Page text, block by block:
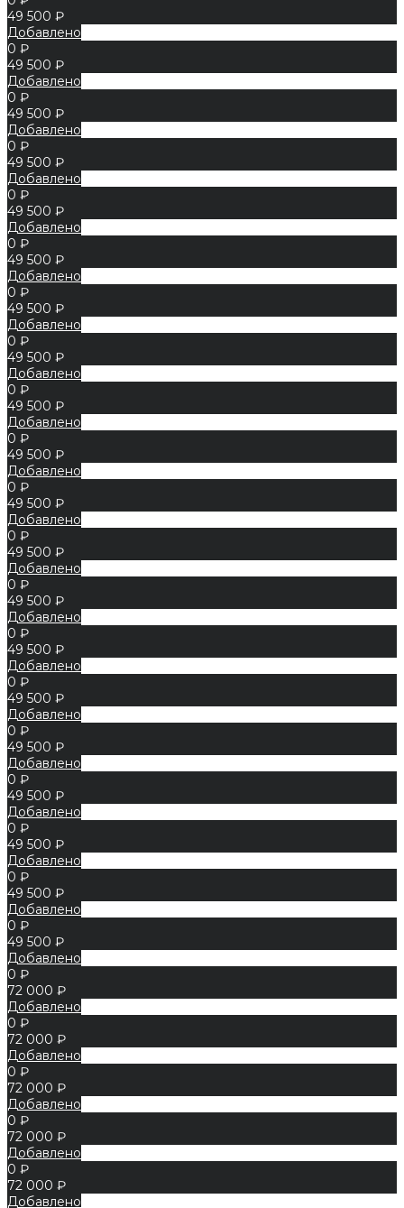
49 500 ₽
Добавлено
0 ₽
49 500 ₽
Добавлено
0 ₽
49 500 ₽
Добавлено
0 ₽
49 500 ₽
Добавлено
0 ₽
49 500 ₽
Добавлено
0 ₽
49 500 ₽
Добавлено
0 ₽
49 500 ₽
Добавлено
0 ₽
49 500 ₽
Добавлено
0 ₽
49 500 ₽
Добавлено
0 ₽
49 500 ₽
Добавлено
0 ₽
49 500 ₽
Добавлено
0 ₽
49 500 ₽
Добавлено
0 ₽
49 500 ₽
Добавлено
0 ₽
49 500 ₽
Добавлено
0 ₽
49 500 ₽
Добавлено
0 ₽
49 500 ₽
Добавлено
0 ₽
49 500 ₽
Добавлено
0 ₽
49 500 ₽
Добавлено
0 ₽
49 500 ₽
Добавлено
0 ₽
49 500 ₽
Добавлено
0 ₽
72 000 ₽
Добавлено
0 ₽
72 000 ₽
Добавлено
0 ₽
72 000 ₽
Добавлено
0 ₽
72 000 ₽
Добавлено
0 ₽
72 000 ₽
Добавлено